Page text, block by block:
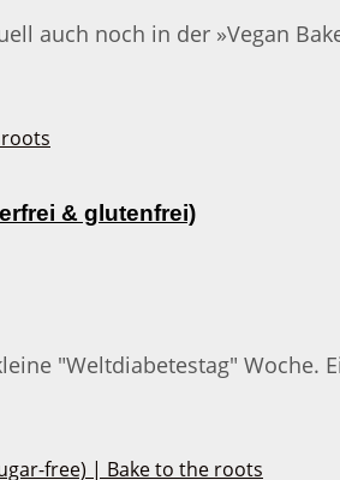
auch noch in der »Vegan
& glutenfrei)
"Weltdiabetestag"